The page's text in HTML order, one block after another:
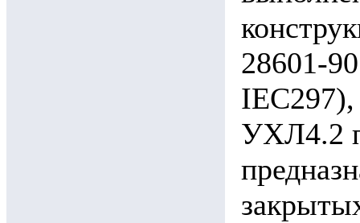
28601-
УХЛ4.2